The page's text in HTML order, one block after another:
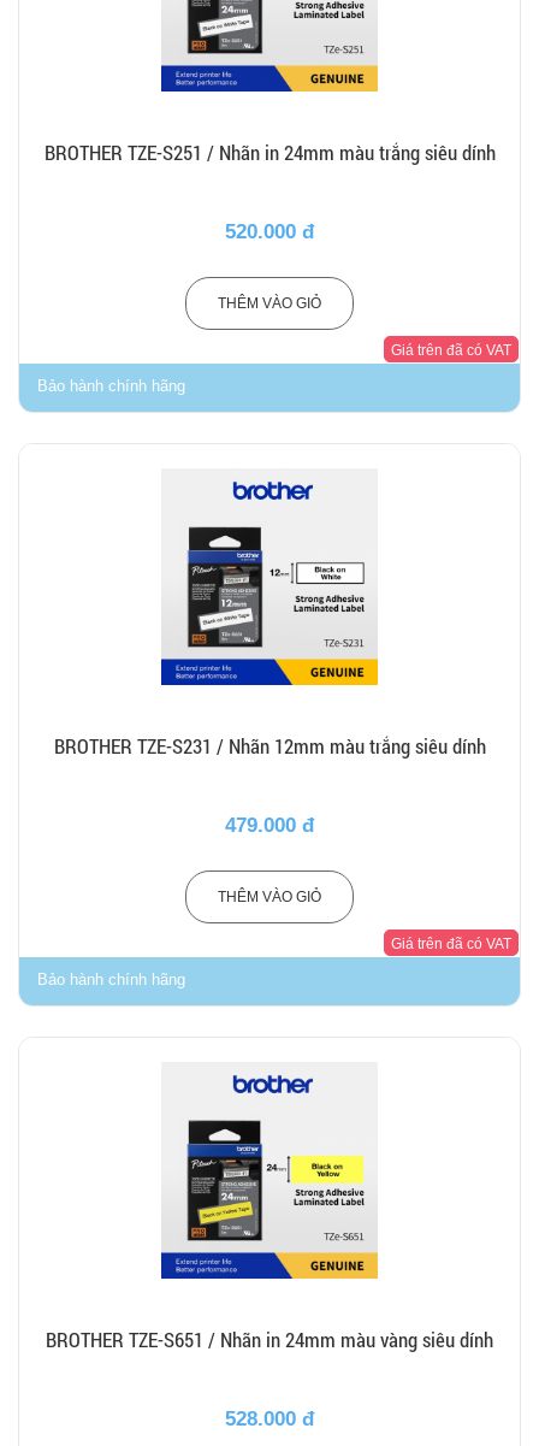
BROTHER TZE-S251 / Nhãn in 24mm màu trắng siêu dính
520.000 đ
THÊM VÀO GIỎ
Bảo hành chính hãng
Giá trên đã có VAT
BROTHER TZE-S231 / Nhãn 12mm màu trắng siêu dính
479.000 đ
THÊM VÀO GIỎ
Bảo hành chính hãng
Giá trên đã có VAT
BROTHER TZE-S651 / Nhãn in 24mm màu vàng siêu dính
528.000 đ